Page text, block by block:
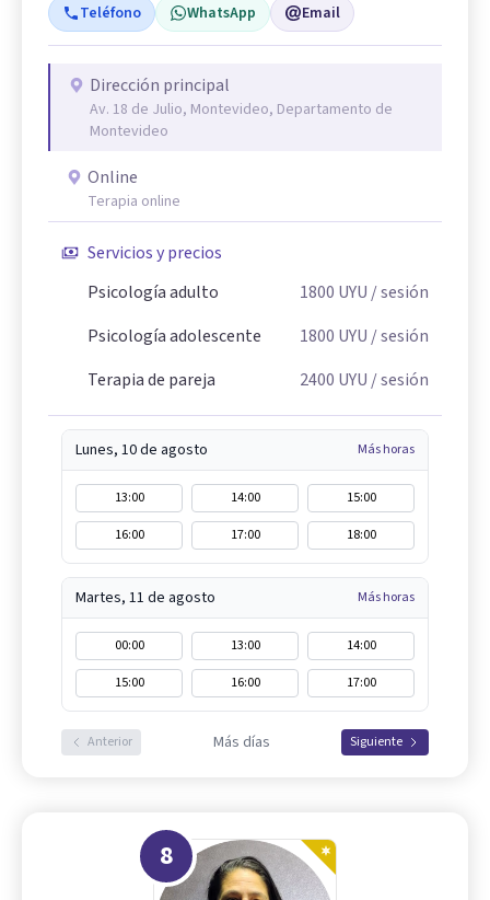
Teléfono WhatsApp Email
Dirección principal
Av. 18 de Julio, Montevideo, Departamento de
Montevideo
Online
Terapia online
Servicios y precios
Psicología adulto
1800 UYU / sesión
Psicología adolescente
1800 UYU / sesión
Terapia de pareja
2400 UYU / sesión
Lunes, 10 de agosto Más horas
13:00 14:00
15:00
16:00
17:00 18:00
Martes, 11 de agosto Más horas
00:00 13:00
14:00
15:00
16:00 17:00
Anterior Más días Siguiente
8